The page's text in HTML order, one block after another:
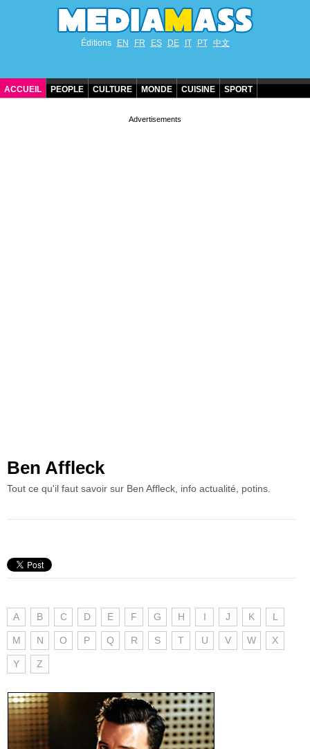
Éditions EN FR ES DE IT PT 中文
ACCUEIL PEOPLE CULTURE MONDE CUISINE SPORT
Ben Affleck
Tout ce qu'il faut savoir sur Ben Affleck, info actualité, potins.
A B C D E F G H I J K L
M N O P Q R S T U V W X
Y Z